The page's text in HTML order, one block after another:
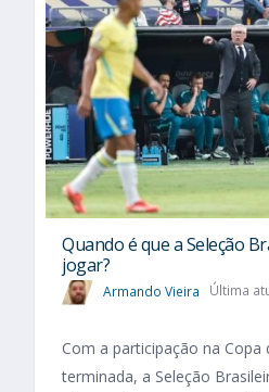
Quando é que a Seleção
jogar?
Armando Vieira Última
Com a participação na Copa
terminada, a Seleção